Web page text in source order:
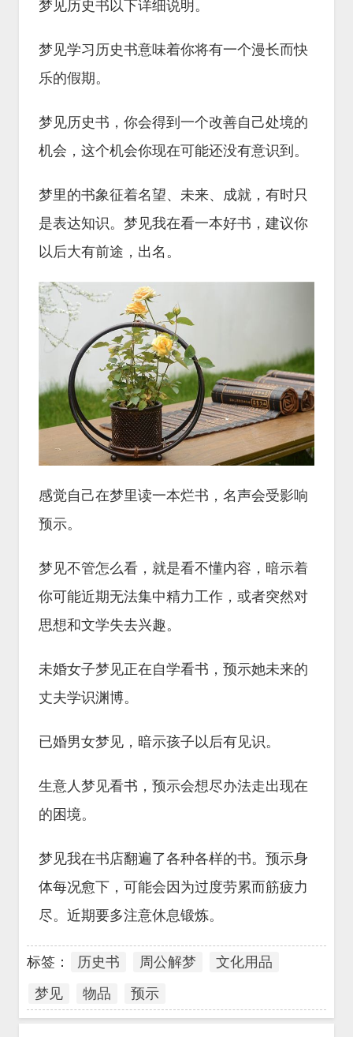
梦见历史书以下详细说明。
梦见学习历史书意味着你将有一个漫长而快
乐的假期。
梦见历史书，你会得到一个改善自己处境的
机会，这个机会你现在可能还没有意识到。
梦里的书象征着名望、未来、成就，有时只
是表达知识。梦见我在看一本好书，建议你
以后大有前途，出名。
感觉自己在梦里读一本烂书，名声会受影响
预示。
梦见不管怎么看，就是看不懂内容，暗示着
你可能近期无法集中精力工作，或者突然对
思想和文学失去兴趣。
未婚女子梦见正在自学看书，预示她未来的
丈夫学识渊博。
已婚男女梦见，暗示孩子以后有见识。
生意人梦见看书，预示会想尽办法走出现在
的困境。
梦见我在书店翻遍了各种各样的书。预示身
体每况愈下，可能会因为过度劳累而筋疲力
尽。近期要多注意休息锻炼。
标签： 历史书 周公解梦
文化用品
梦见
物品 预示